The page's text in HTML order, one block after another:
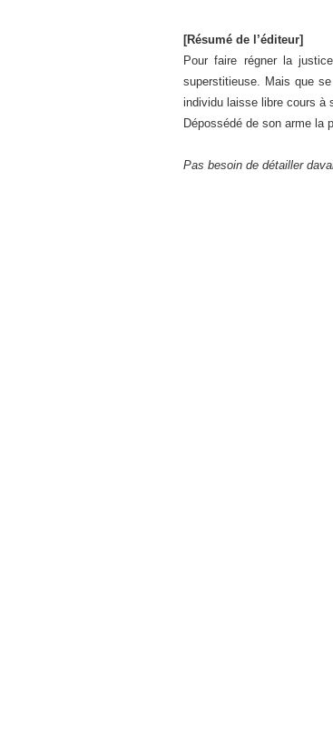
[Résumé de l’éditeur]
Pour faire régner la
superstitieuse. Mais que
individu laisse libre cours à
Dépossédé de son arme la
Pas besoin de détailler